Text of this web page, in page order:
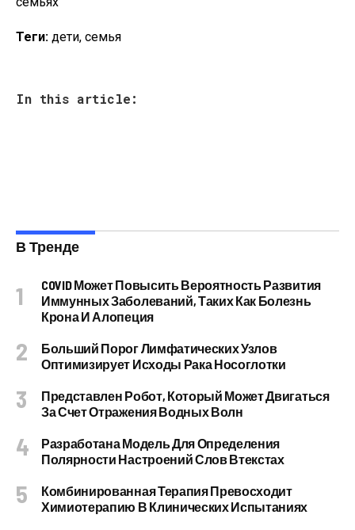
Теги: дети, семья
In this article:
В Тренде
COVID Может Повысить Вероятность Развития
Иммунных Заболеваний, Таких Как Болезнь
Крона И Алопеция
Больший Порог Лимфатических Узлов
Оптимизирует Исходы Рака Носоглотки
Представлен Робот, Который Может Двигаться
За Счет Отражения Водных Волн
Разработана Модель Для Определения
Полярности Настроений Слов Втекстах
Комбинированная Терапия Превосходит
Химиотерапию В Клинических Испытаниях